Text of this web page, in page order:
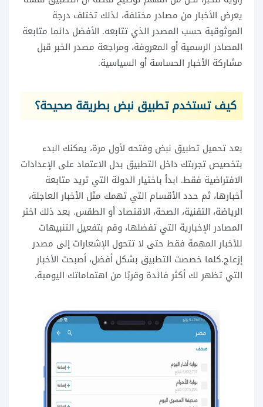
يعرض الأخبار من مصادر مختلفة، لذلك تختلف درجة
الموثوقية حسب المصدر الذي تتابعه. الأفضل دائما متابعة
المصادر الرسمية أو المعروفة، ومراجعة مصدر الخبر قبل
مشاركة الأخبار الحساسة أو السياسية.
كيف تستخدم تطبيق نبض بطريقة صحيحة؟
بعد تحميل تطبيق نبض وفتحه لأول مرة، يمكنك البدء
بتخصيص تجربتك داخل التطبيق بدل الاعتماد على الإعدادات
الافتراضية فقط. ابدأ باختيار الدولة التي تريد متابعة
أخبارها، ثم حدد الأقسام التي تهمك مثل الأخبار العاجلة،
الرياضة، التقنية، الصحة، الاقتصاد أو الطقس. بعد ذلك اختر
المصادر الإخبارية التي تفضلها، وقم بتفعيل التنبيهات
للأخبار المهمة فقط حتى لا تتحول الإشعارات إلى مصدر
إزعاج.كلما خصصت التطبيق بشكل أفضل، أصبحت الأخبار
التي تظهر لك أكثر فائدة وقربًا من اهتماماتك اليومية.